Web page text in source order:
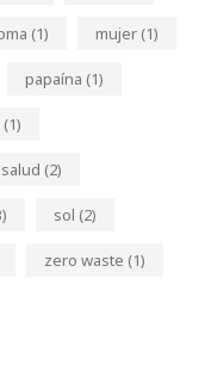
(1) mujer (1)
papaína (1)
(1)
salud (2)
sol (2)
zero waste (1)